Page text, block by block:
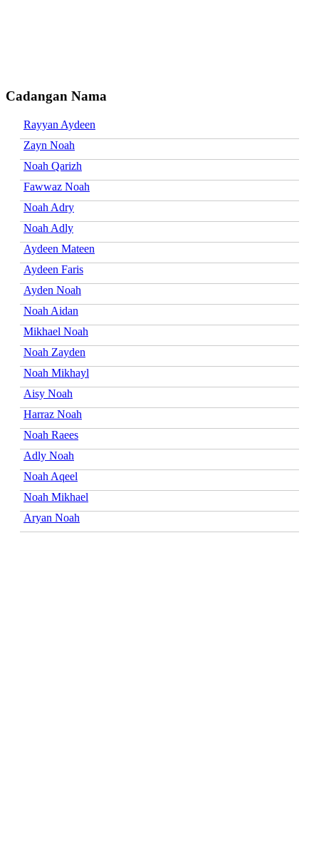
Cadangan Nama
Rayyan Aydeen
Zayn Noah
Noah Qarizh
Fawwaz Noah
Noah Adry
Noah Adly
Aydeen Mateen
Aydeen Faris
Ayden Noah
Noah Aidan
Mikhael Noah
Noah Zayden
Noah Mikhayl
Aisy Noah
Harraz Noah
Noah Raees
Adly Noah
Noah Aqeel
Noah Mikhael
Aryan Noah